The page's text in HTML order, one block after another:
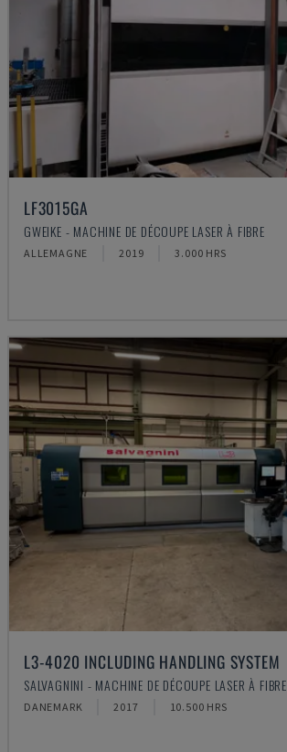
LF3015GA
GWEIKE - MACHINE DE DÉCOUPE LASER À FIBRE
ALLEMAGNE 2019 3.000 HRS
L3-4020 INCLUDING HANDLING SYSTEM
SALVAGNINI - MACHINE DE DÉCOUPE LASER À FIBRE
DANEMARK 2017 10.500 HRS